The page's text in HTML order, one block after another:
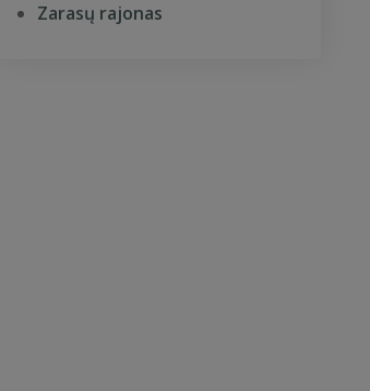
Zarasų rajonas